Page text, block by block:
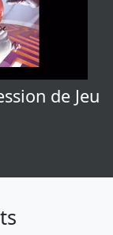
de Jeu